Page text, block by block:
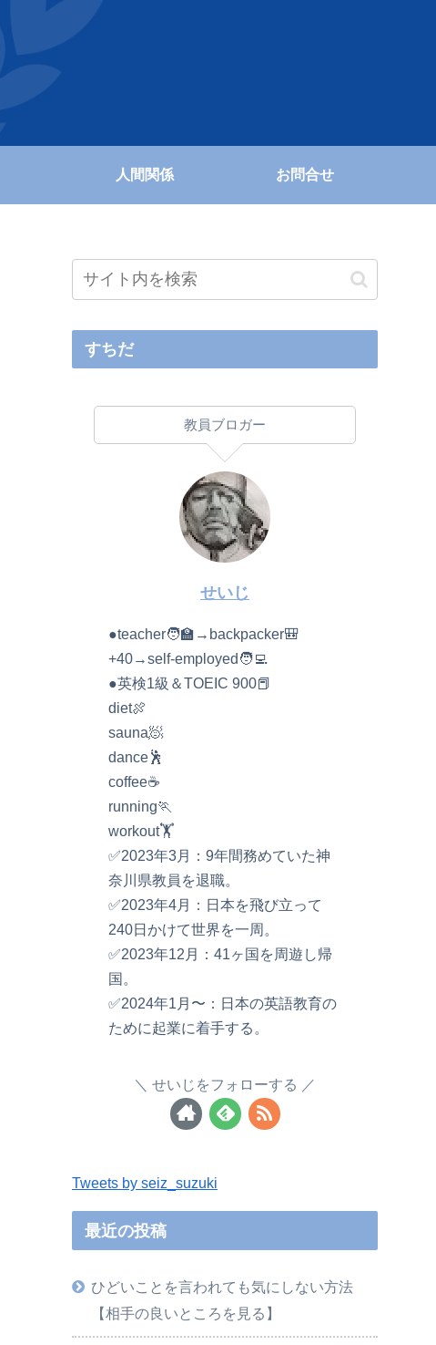
人間関係 お問合せ
すちだ
教員ブロガー
せいじ
●teacher🧑‍🏫→backpacker🎒
+40→self-employed🧑‍💻
●英検1級＆TOEIC 900📕
diet🍖
sauna🧖
dance🕺
coffee☕️
running🏃
workout🏋️
✅2023年3月：9年間務めていた神
奈川県教員を退職。
✅2023年4月：日本を飛び立って
240日かけて世界を一周。
✅2023年12月：41ヶ国を周遊し帰
国。
✅2024年1月〜：日本の英語教育の
ために起業に着手する。
せいじをフォローする
Tweets by seiz_suzuki
最近の投稿
ひどいことを言われても気にしない方法
【相手の良いところを見る】